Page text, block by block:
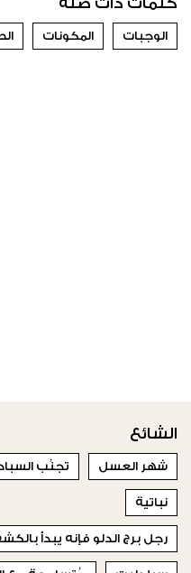
الوجبات المكونات
الشائع
شهر العسل تجنُب
نباتية
رجل برج الدلو فإنه يبدأ